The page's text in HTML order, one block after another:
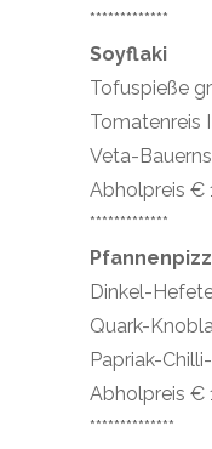
*************
Soyflaki
Tofuspieße
Tomatenreis I
Veta-
Abholpreis €
*************
Dinkel-
Quark-
Papriak-
Abholpreis €
**************